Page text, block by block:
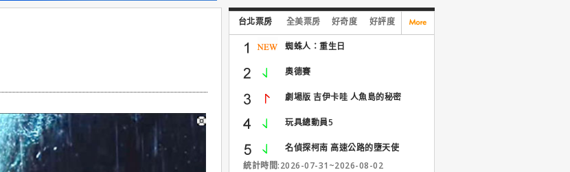
台北票房 全美票房 好奇度 好評度
蜘蛛人：重生日
奧德賽
劇場版 吉伊卡哇 人魚島的秘密
玩具總動員5
名偵探柯南 高速公路的墮天使
統計時間:2026-07-31~2026-08-02